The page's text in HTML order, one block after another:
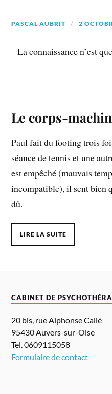
PASCAL AUBRIT 2
La connaissance n’est
Le corps-
Paul fait du footing trois
séance de tennis et une
est empêché (mauvais
incompatible), il sent bien
dû.
LIRE LA SUITE
CABINET DE
20 bis, rue Alphonse Callé
95430 Auvers-sur-Oise
Tel. 0609115058
Formulaire de contact